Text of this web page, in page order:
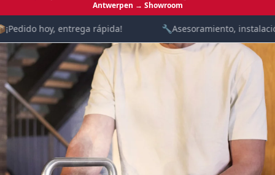
Antwerpen → Showroom
¡Pedido hoy, entrega rápida! 🔧Asesoramiento,